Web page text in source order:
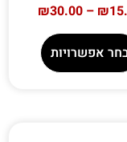
₪
–
₪30.00
אפשרויות